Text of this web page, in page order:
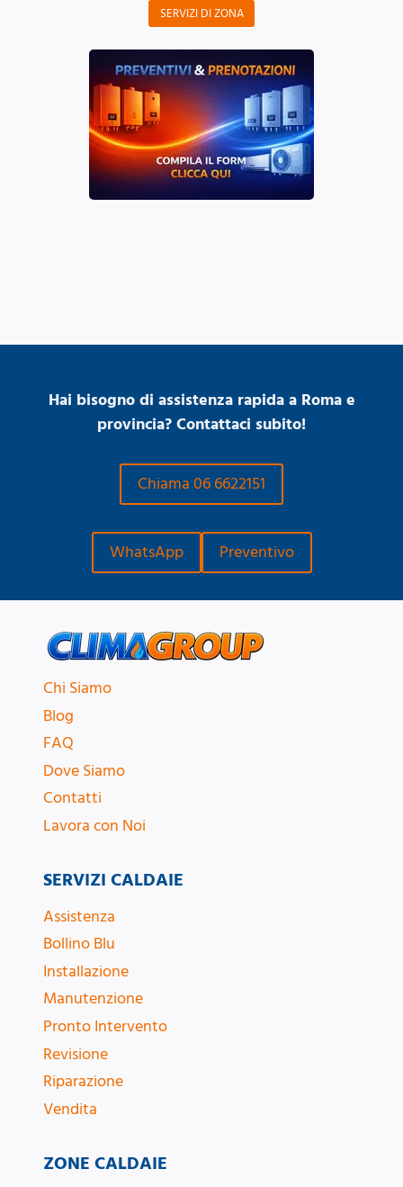
SERVIZI DI ZONA
Hai bisogno di assistenza rapida a Roma e
provincia? Contattaci subito!
Chiama 06 6622151
WhatsApp Preventivo
Chi Siamo
Blog
FAQ
Dove Siamo
Contatti
Lavora con Noi
SERVIZI CALDAIE
Assistenza
Bollino Blu
Installazione
Manutenzione
Pronto Intervento
Revisione
Riparazione
Vendita
ZONE CALDAIE